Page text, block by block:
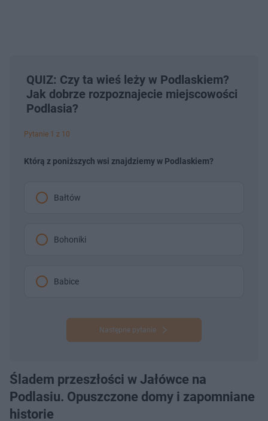
QUIZ: Czy ta wieś leży w Podlaskiem?
Jak dobrze rozpoznajecie miejscowości
Podlasia?
Pytanie 1 z 10
Którą z poniższych wsi znajdziemy w Podlaskiem?
Bałtów
Bohoniki
Babice
Następne pytanie
Śladem przeszłości w Jałówce na
Podlasiu. Opuszczone domy i zapomniane
historie